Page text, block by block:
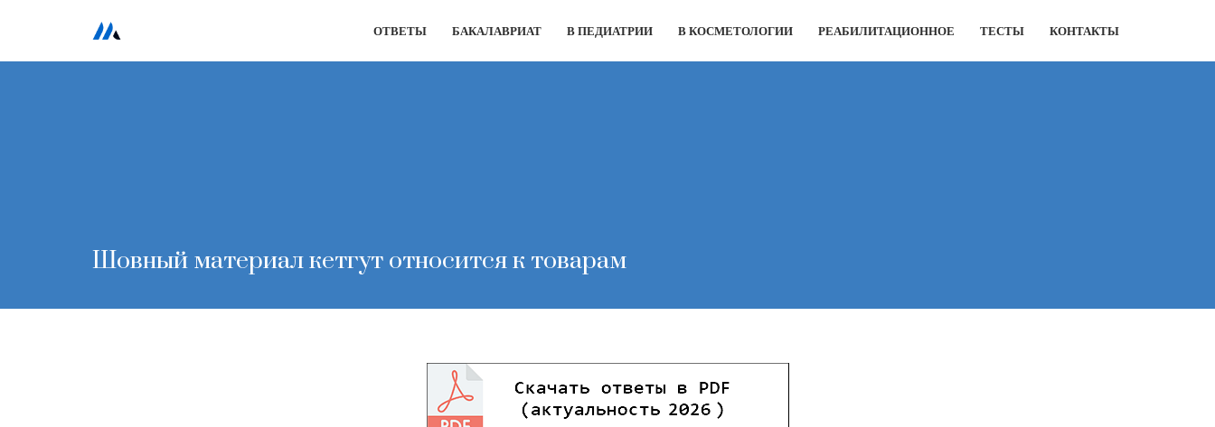
ОТВЕТЫ БАКАЛАВРИАТ В ПЕДИАТРИИ В КОСМЕТОЛОГИИ РЕАБИЛИТАЦИОННОЕ ТЕСТЫ КОНТАКТЫ
Шовный материал кетгут относится к товарам